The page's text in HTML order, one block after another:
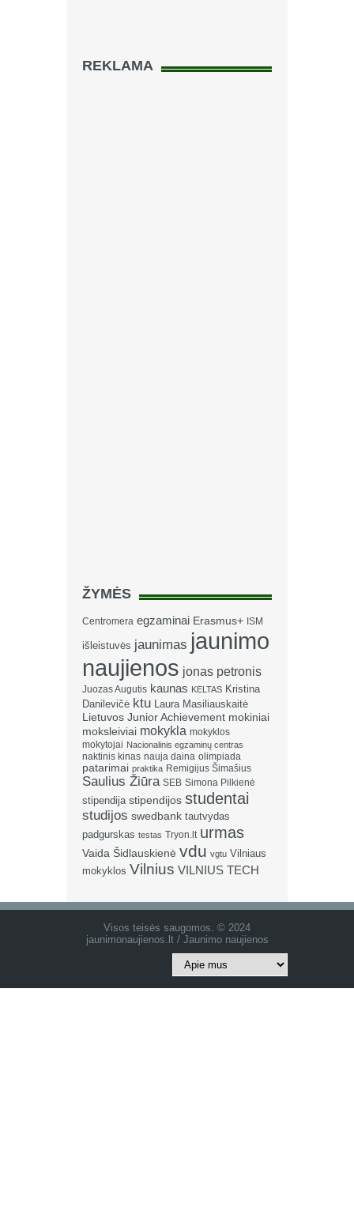
REKLAMA
ŽYMĖS
Centromera egzaminai Erasmus+ ISM
išleistuvės jaunimas jaunimo
naujienos jonas petronis
Juozas Augutis kaunas KELTAS Kristina
Danilevičė ktu Laura Masiliauskaitė
Lietuvos Junior Achievement mokiniai
moksleiviai mokykla mokyklos
mokytojai Nacionalinis egzaminų centras
naktinis kinas nauja daina olimpiada
patarimai praktika Remigijus Šimašius
Saulius Žiūra SEB Simona Pilkienė
stipendija stipendijos studentai
studijos swedbank tautvydas
padgurskas testas Tryon.lt urmas
Vaida Šidlauskienė vdu vgtu Vilniaus
mokyklos Vilnius VILNIUS TECH
Visos teisės saugomos. © 2024
jaunimonaujienos.lt / Jaunimo naujienos